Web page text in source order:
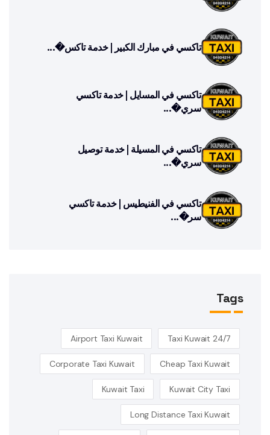
تاكسي في مبارك الكبير | خدمة تاكس�...
تاكسي في المسايل | خدمة تاكسي
سري�...
تاكسي في المسيلة | خدمة توصيل
سري�...
تاكسي في الفنيطيس | خدمة تاكسي
سر�...
Tags
24/7 Taxi Kuwait
Airport Taxi Kuwait
Cheap Taxi Kuwait
Corporate Taxi Kuwait
Kuwait City Taxi
Kuwait Taxi
Long Distance Taxi Kuwait